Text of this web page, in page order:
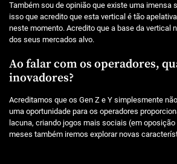
Também sou de opinião que existe uma imensa
isso que acredito que esta vertical é tão
neste momento. Acredito que a base da vertical
dos seus mercados alvo.
Ao falar com os operadores,
inovadores?
Acreditamos que os Gen Z e Y simplesmente
uma oportunidade para os operadores
lacuna, criando jogos mais sociais (em
meses também iremos explorar novas